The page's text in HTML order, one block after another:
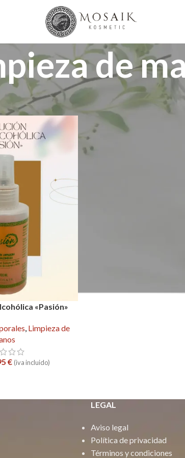
de
«Pasión»
, Limpieza de
€ (iva incluido)
LEGAL
Aviso legal
Política de privacidad
Términos y condiciones